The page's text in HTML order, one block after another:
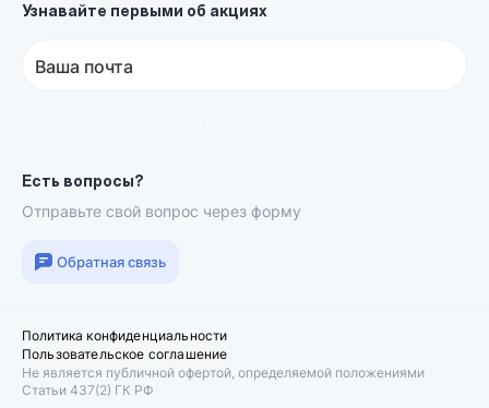
Узнавайте первыми об акциях
Ваша почта
Есть вопросы?
Отправьте свой вопрос через форму
Обратная связь
Политика конфиденциальности
Пользовательское соглашение
Не является публичной офертой, определяемой положениями
Статьи 437(2) ГК РФ